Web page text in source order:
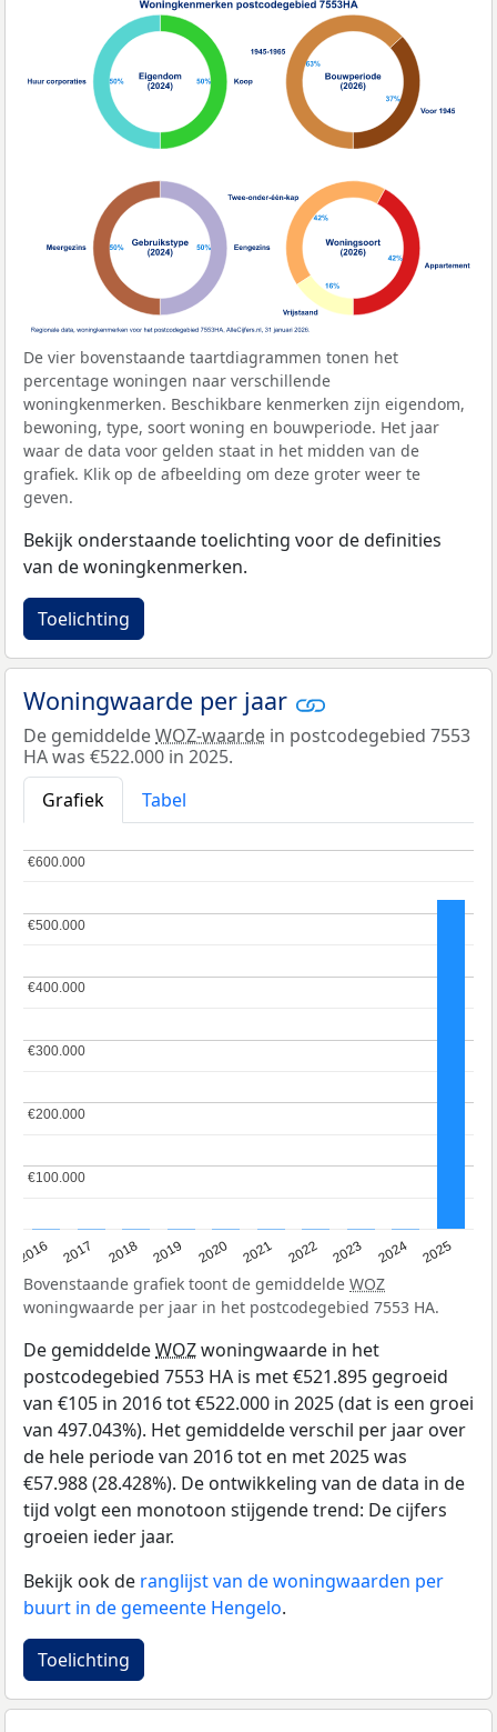
De vier bovenstaande taartdiagrammen tonen het
percentage woningen naar verschillende
woningkenmerken. Beschikbare kenmerken zijn eigendom,
bewoning, type, soort woning en bouwperiode. Het jaar
waar de data voor gelden staat in het midden van de
grafiek. Klik op de afbeelding om deze groter weer te
geven.
Bekijk onderstaande toelichting voor de definities
van de woningkenmerken.
Toelichting
Woningwaarde per jaar
De gemiddeldeWOZ-waarde in postcodegebied 7553
HA was €522.000 in 2025.
Grafiek
Tabel
2016 2017 2018 2019 2020 2021 2022 2023 2024 2025
€100.000
€100.000
€200.000
€200.000
€300.000
€300.000
€400.000
€400.000
€500.000
€500.000
€600.000
€600.000
Bovenstaande grafiek toont de gemiddelde WOZ
woningwaarde per jaar in het postcodegebied 7553 HA.
De gemiddeldeWOZwoningwaarde in het
postcodegebied 7553 HA is met €521.895 gegroeid
van €105 in 2016 tot €522.000 in 2025 (dat is een groei
van 497.043%). Het gemiddelde verschil per jaar over
de hele periode van 2016 tot en met 2025 was
€57.988 (28.428%). De ontwikkeling van de data in de
tijd volgt een monotoon stijgende trend: De cijfers
groeien ieder jaar.
Bekijk ook de ranglijst van de woningwaarden per
buurt in de gemeente Hengelo.
Toelichting